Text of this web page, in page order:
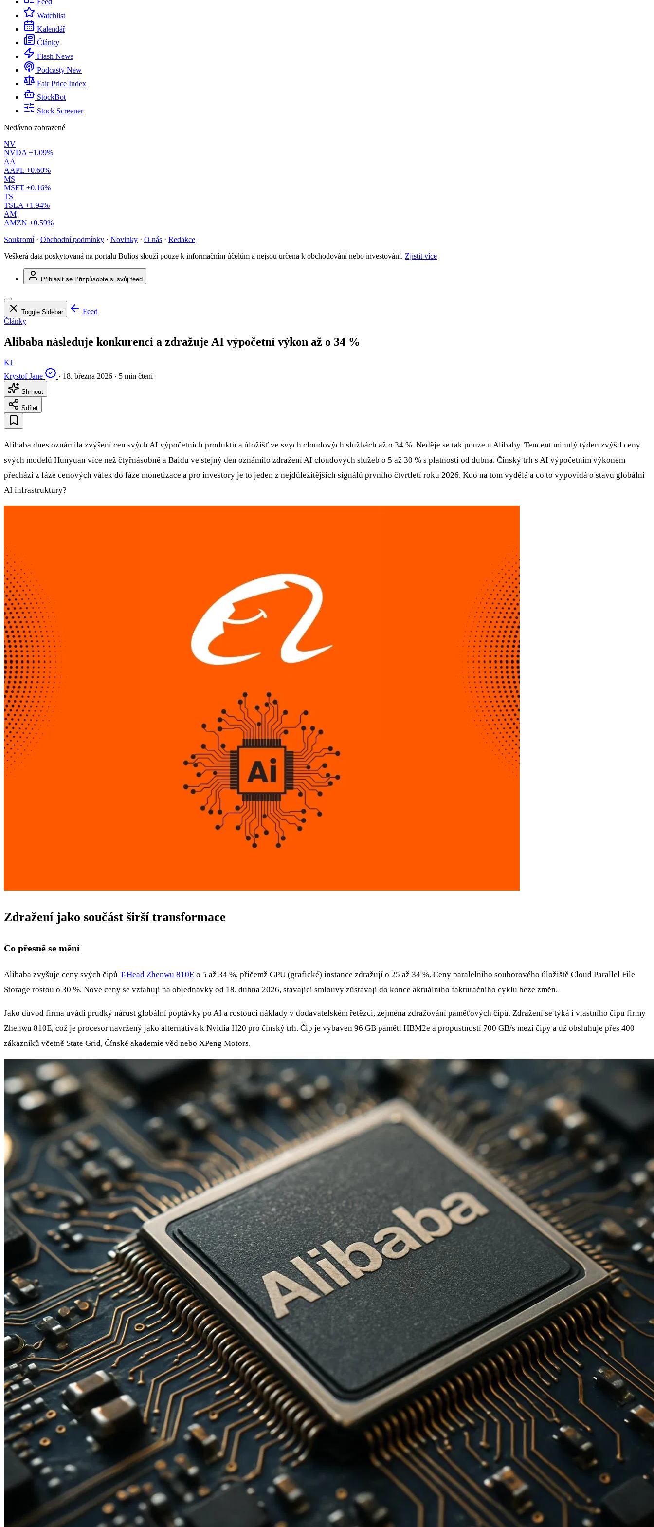
Feed
Watchlist
Kalendář
Články
Flash News
Podcasty New
Fair Price Index
StockBot
Stock Screener
Nedávno zobrazené
NV
NVDA +1.09%
AA
AAPL +0.60%
MS
MSFT +0.16%
TS
TSLA +1.94%
AM
AMZN +0.59%
Soukromí · Obchodní podmínky · Novinky · O nás · Redakce
Veškerá data poskytovaná na portálu Bulios slouží pouze k informačním účelům a nejsou určena k obchodování nebo investování. Zjistit více
Přihlásit se Přizpůsobte si svůj feed
Toggle Sidebar
Feed
Články
Alibaba následuje konkurenci a zdražuje AI výpočetní výkon až o 34 %
KJ
Krystof Jane
· 18. března 2026 · 5 min čtení
Shrnout
Sdílet
Alibaba dnes oznámila zvýšení cen svých AI výpočetních produktů a úložišť ve svých cloudových službách až o 34 %. Neděje se tak pouze u Alibaby. Tencent minulý týden zvýšil ceny
svých modelů Hunyuan více než čtyřnásobně a Baidu ve stejný den oznámilo zdražení AI cloudových služeb o 5 až 30 % s platností od dubna. Čínský trh s AI výpočetním výkonem
přechází z fáze cenových válek do fáze monetizace a pro investory je to jeden z nejdůležitějších signálů prvního čtvrtletí roku 2026. Kdo na tom vydělá a co to vypovídá o stavu globální
AI infrastruktury?
Zdražení jako součást širší transformace
Co přesně se mění
Alibaba zvyšuje ceny svých čipů T-Head Zhenwu 810E o 5 až 34 %, přičemž GPU (grafické) instance zdražují o 25 až 34 %. Ceny paralelního souborového úložiště Cloud Parallel File
Storage rostou o 30 %. Nové ceny se vztahují na objednávky od 18. dubna 2026, stávající smlouvy zůstávají do konce aktuálního fakturačního cyklu beze změn.
Jako důvod firma uvádí prudký nárůst globální poptávky po AI a rostoucí náklady v dodavatelském řetězci, zejména zdražování paměťových čipů. Zdražení se týká i vlastního čipu firmy
Zhenwu 810E, což je procesor navržený jako alternativa k Nvidia H20 pro čínský trh. Čip je vybaven 96 GB paměti HBM2e a propustností 700 GB/s mezi čipy a už obsluhuje přes 400
zákazníků včetně State Grid, Čínské akademie věd nebo XPeng Motors.